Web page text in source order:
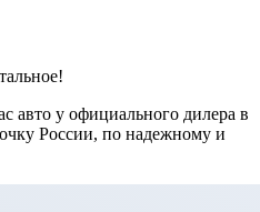
авто у официального дилера в
России, по надежному и